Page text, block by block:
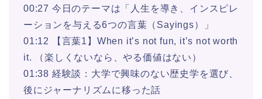
00:27 今日のテーマは「人生を導き、インスピレ
ーションを与える6つの言葉（Sayings）」
01:12 【言葉1】When it’s not fun, it’s not worth
it. （楽しくないなら、やる価値はない）
01:38 経験談：大学で興味のない歴史学を選び、
後にジャーナリズムに移った話